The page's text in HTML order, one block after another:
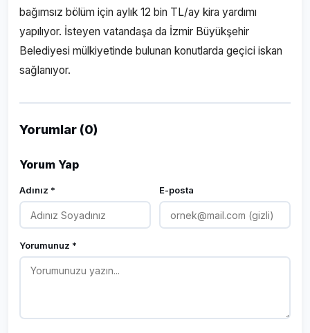
bağımsız bölüm için aylık 12 bin TL/ay kira yardımı
yapılıyor. İsteyen vatandaşa da İzmir Büyükşehir
Belediyesi mülkiyetinde bulunan konutlarda geçici iskan
sağlanıyor.
Yorumlar (0)
Yorum Yap
Adınız * E-posta
Yorumunuz *